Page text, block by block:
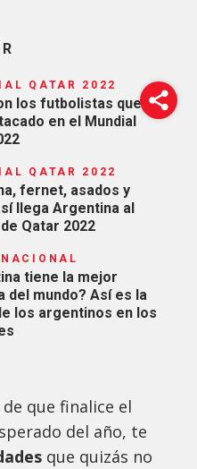
QATAR 2022
los futbolistas que
en el Mundial
QATAR 2022
fernet, asados y
llega Argentina al
Qatar 2022
tiene la mejor
del mundo? Así es la
los argentinos en los
de que finalice el
del año, te
que quizás no